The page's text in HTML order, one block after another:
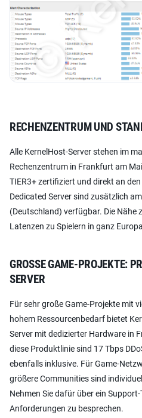
RECHENZENTRUM UND
Alle KernelHost-Server stehen im
Rechenzentrum in Frankfurt am
TIER3+ zertifiziert und direkt an
Dedicated Server sind zusätzlich
(Deutschland) verfügbar. Die Nähe
Latenzen zu Spielern in ganz
GROSSE GAME-PROJEKTE:
ERVER
Für sehr große Game-Projekte mit
hohem Ressourcenbedarf bietet
Server mit dedizierter Hardware in
diese Produktlinie sind 17 Tbps
ebenfalls inklusive. Für Game-
größere Communities sind
Nehmen Sie dafür über ein
Anforderungen zu besprechen.